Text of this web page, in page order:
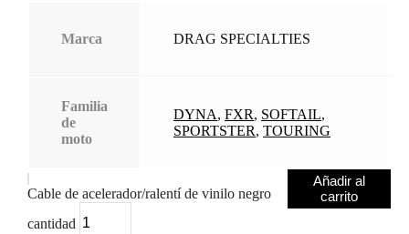
Marca DRAG SPECIALTIES
Familia
de
moto
DYNA, FXR, SOFTAIL,
SPORTSTER, TOURING
Cable de acelerador/ralentí de vinilo negro
cantidad
Añadir al
carrito